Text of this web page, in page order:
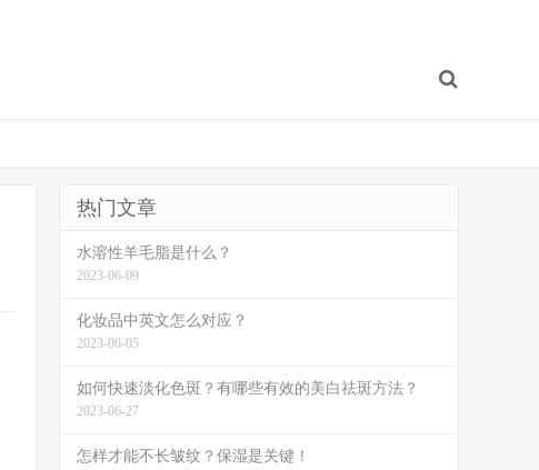
热门文章
水溶性羊毛脂是什么？
2023-06-09
化妆品中英文怎么对应？
2023-06-05
如何快速淡化色斑？有哪些有效的美白祛斑方法？
2023-06-27
怎样才能不长皱纹？保湿是关键！